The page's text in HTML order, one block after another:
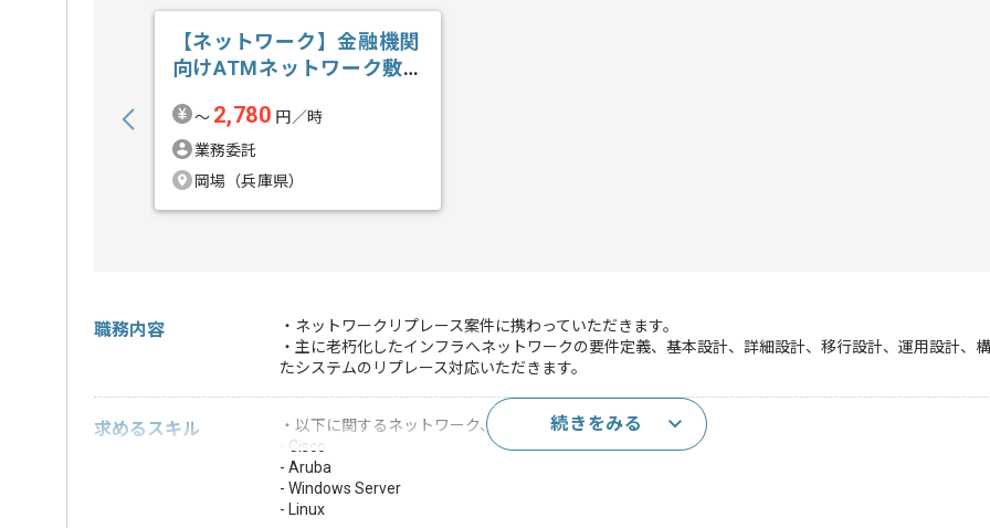
【ネットワーク】金融機関
向けATMネットワーク敷
〜 2,780 円／時
業務委託
岡場（兵庫県）
職務内容
・ネットワークリプレース案件に携わっていただきます。
・主に老朽化したインフラへネットワークの要件定義、基本設計、詳細設計、移行設計、運用設計、
たシステムのリプレース対応いただきます。
求めるスキル
・以下に関するネットワーク、サーバーの設計、構築経験
- Cisco
- Aruba
- Windows Server
- Linux
続きをみる